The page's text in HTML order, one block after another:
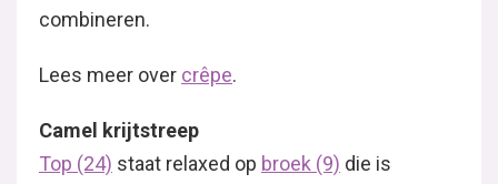
combineren.
Lees meer over crêpe.
Camel krijtstreep
Top (24) staat relaxed op broek (9) die is